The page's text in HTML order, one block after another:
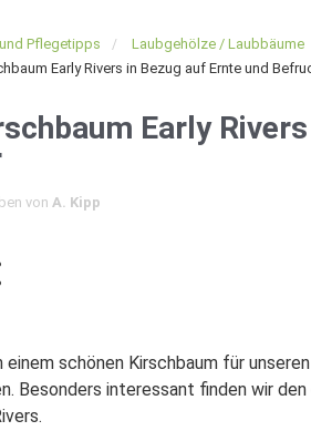
Pflegetipps Laubgehölze / Laubbäume
Early Rivers in Bezug auf Ernte und
Early
von A. Kipp
schönen Kirschbaum für
Besonders interessant finden wir den